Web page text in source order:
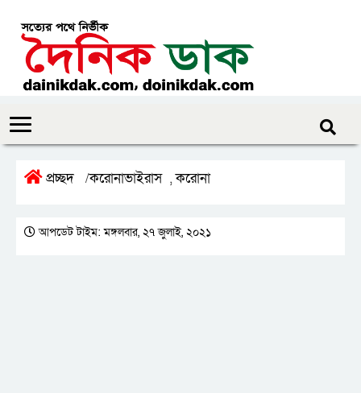
প্রচ্ছদ /করোনাভাইরাস ,করোনা
আপডেট টাইম: মঙ্গলবার, ২৭ জুলাই, ২০২১